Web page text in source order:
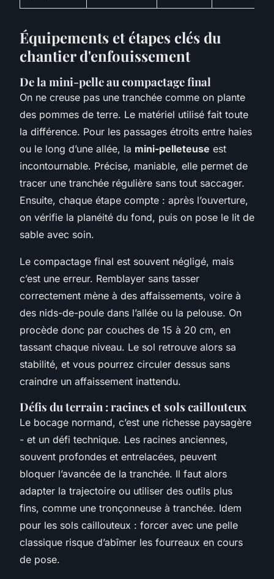
Équipements et étapes clés du
chantier d'enfouissement
De la mini-pelle au compactage final
On ne creuse pas une tranchée comme on plante
des pommes de terre. Le matériel utilisé fait toute
la différence. Pour les passages étroits entre haies
ou le long d’une allée, la mini-pelleteuse est
incontournable. Précise, maniable, elle permet de
tracer une tranchée régulière sans tout saccager.
Ensuite, chaque étape compte : après l’ouverture,
on vérifie la planéité du fond, puis on pose le lit de
sable avec soin.
Le compactage final est souvent négligé, mais
c’est une erreur. Remblayer sans tasser
correctement mène à des affaissements, voire à
des nids-de-poule dans l’allée ou la pelouse. On
procède donc par couches de 15 à 20 cm, en
tassant chaque niveau. Le sol retrouve alors sa
stabilité, et vous pourrez circuler dessus sans
craindre un affaissement inattendu.
Défis du terrain : racines et sols caillouteux
Le bocage normand, c’est une richesse paysagère
- et un défi technique. Les racines anciennes,
souvent profondes et entrelacées, peuvent
bloquer l’avancée de la tranchée. Il faut alors
adapter la trajectoire ou utiliser des outils plus
fins, comme une tronçonneuse à tranchée. Idem
pour les sols caillouteux : forcer avec une pelle
classique risque d’abîmer les fourreaux en cours
de pose.